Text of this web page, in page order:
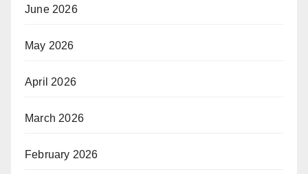
June 2026
May 2026
April 2026
March 2026
February 2026